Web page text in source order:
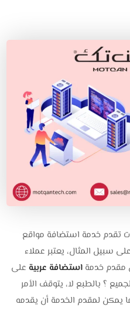
تقدم خدمة استضافة مواقع
سبيل المثال، يعتبر عملاء
استضافة عربية على
؟ بالطبع لا، يتوقف الأمر
يمكن لمقدم الخدمة أن يقدمه